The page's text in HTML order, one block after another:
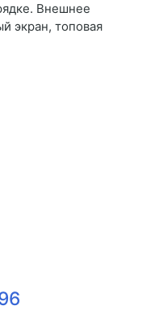
Внешнее
экран, топовая